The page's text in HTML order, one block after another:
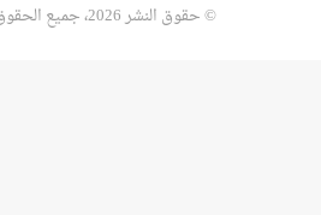
© حقوق النشر 2026، جميع الحقوق محفوظة |